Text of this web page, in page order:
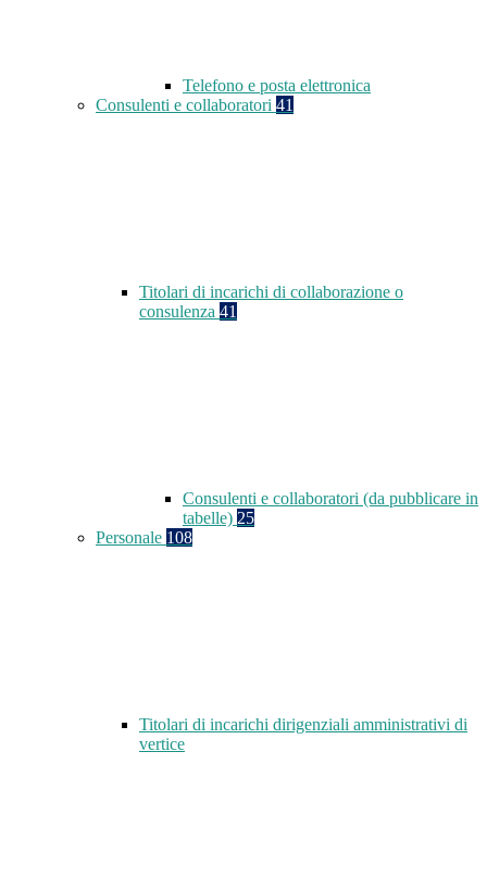
Telefono e posta elettronica
Consulenti e collaboratori 41
Titolari di incarichi di collaborazione o
consulenza 41
Consulenti e collaboratori (da pubblicare in
tabelle) 25
Personale 108
Titolari di incarichi dirigenziali amministrativi di
vertice